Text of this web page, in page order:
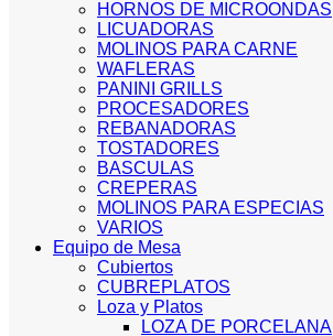
HORNOS DE MICROONDAS
LICUADORAS
MOLINOS PARA CARNE
WAFLERAS
PANINI GRILLS
PROCESADORES
REBANADORAS
TOSTADORES
BASCULAS
CREPERAS
MOLINOS PARA ESPECIAS
VARIOS
Equipo de Mesa
Cubiertos
CUBREPLATOS
Loza y Platos
LOZA DE PORCELANA